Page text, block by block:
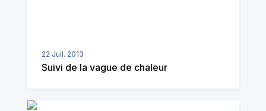
22 Juil. 2013
Suivi de la vague de chaleur